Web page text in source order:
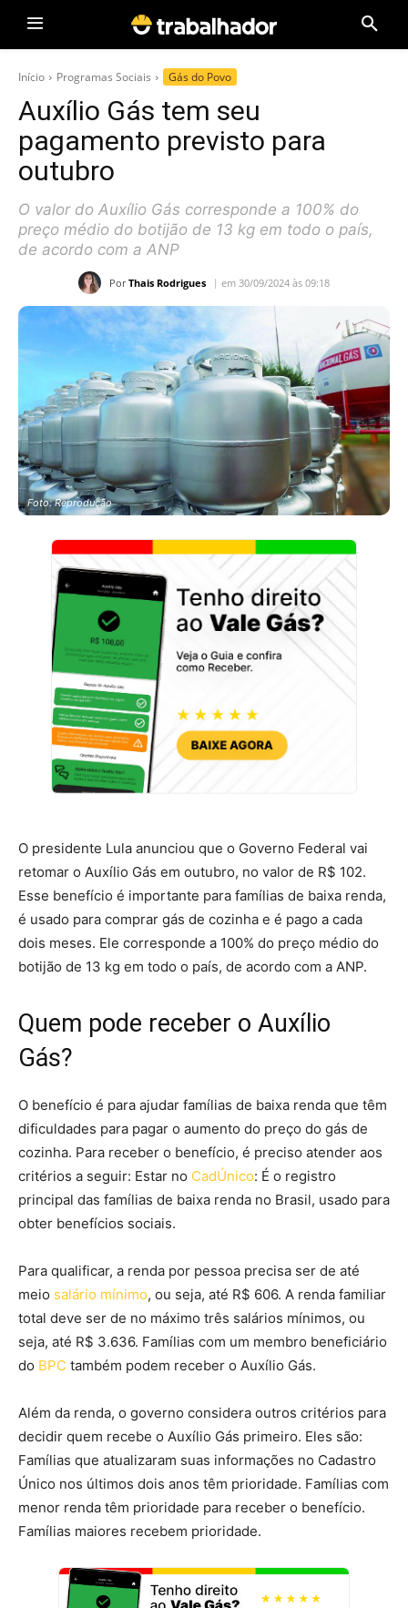
Início Programas Sociais Gás do Povo
Auxílio Gás tem seu
pagamento previsto para
outubro
O valor do Auxílio Gás corresponde a 100% do
preço médio do botijão de 13 kg em todo o país,
de acordo com a ANP
Por Thais Rodrigues em 30/09/2024 às 09:18
Foto: Reprodução
O presidente Lula anunciou que o Governo Federal vai
retomar o Auxílio Gás em outubro, no valor de R$ 102.
Esse benefício é importante para famílias de baixa renda,
é usado para comprar gás de cozinha e é pago a cada
dois meses. Ele corresponde a 100% do preço médio do
botijão de 13 kg em todo o país, de acordo com a ANP.
Quem pode receber o Auxílio
Gás?
O benefício é para ajudar famílias de baixa renda que têm
dificuldades para pagar o aumento do preço do gás de
cozinha. Para receber o benefício, é preciso atender aos
critérios a seguir: Estar no CadÚnico: É o registro
principal das famílias de baixa renda no Brasil, usado para
obter benefícios sociais.
Para qualificar, a renda por pessoa precisa ser de até
meio salário mínimo, ou seja, até R$ 606. A renda familiar
total deve ser de no máximo três salários mínimos, ou
seja, até R$ 3.636. Famílias com um membro beneficiário
do BPC também podem receber o Auxílio Gás.
Além da renda, o governo considera outros critérios para
decidir quem recebe o Auxílio Gás primeiro. Eles são:
Famílias que atualizaram suas informações no Cadastro
Único nos últimos dois anos têm prioridade. Famílias com
menor renda têm prioridade para receber o benefício.
Famílias maiores recebem prioridade.